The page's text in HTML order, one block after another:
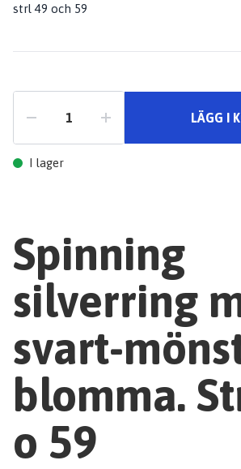
strl 49 och 59
LÄGG I
I lager
Spinning
silverring
svart-
blomma.
o 59